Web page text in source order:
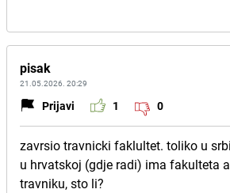
pisak
21.05.2026. 20:29
Prijavi 1 0
zavrsio travnicki faklultet. toliko u
u hrvatskoj (gdje radi) ima fakulteta
travniku, sto li?